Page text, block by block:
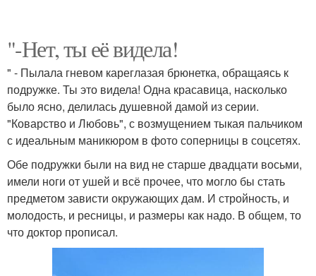
"-Нет, ты её видела!
" - Пылала гневом кареглазая брюнетка, обращаясь к
подружке. Ты это видела! Одна красавица, насколько
было ясно, делилась душевной дамой из серии.
"Коварство и Любовь", с возмущением тыкая пальчиком
с идеальным маникюром в фото соперницы в соцсетях.
Обе подружки были на вид не старше двадцати восьми,
имели ноги от ушей и всё прочее, что могло бы стать
предметом зависти окружающих дам. И стройность, и
молодость, и ресницы, и размеры как надо. В общем, то
что доктор прописал.